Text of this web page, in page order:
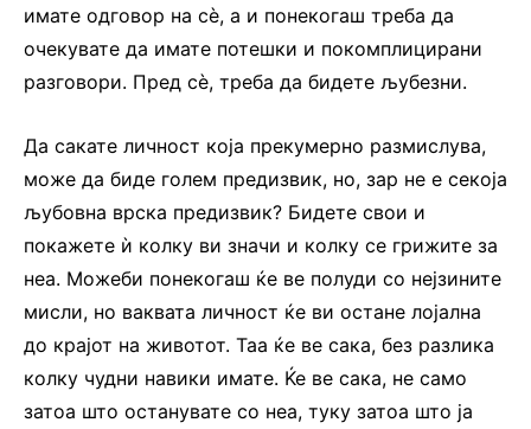
имате одговор на сѐ, а и понекогаш треба да
очекувате да имате потешки и покомплицирани
разговори. Пред сѐ, треба да бидете љубезни.
Да сакате личност која прекумерно размислува,
може да биде голем предизвик, но, зар не е секоја
љубовна врска предизвик? Бидете свои и
покажете ѝ колку ви значи и колку се грижите за
неа. Можеби понекогаш ќе ве полуди со нејзините
мисли, но ваквата личност ќе ви остане лојална
до крајот на животот. Таа ќе ве сака, без разлика
колку чудни навики имате. Ќе ве сака, не само
затоа што останувате со неа, туку затоа што ја